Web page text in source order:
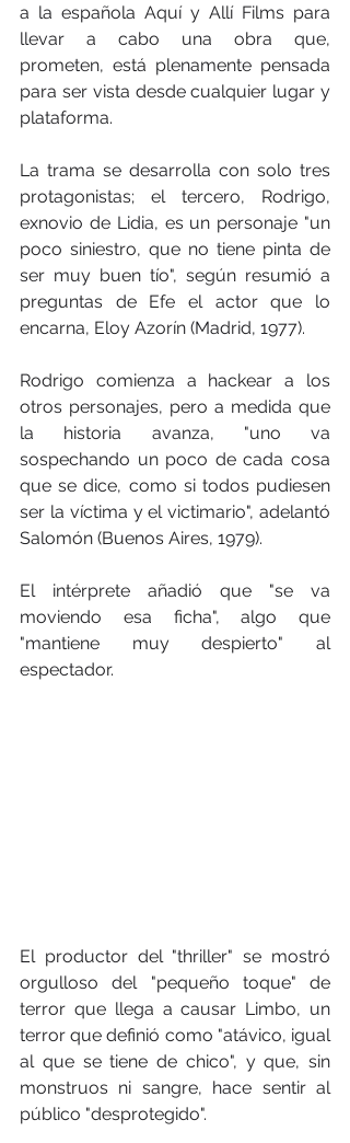
a la española Aquí y Allí Films para
llevar a cabo una obra que,
prometen, está plenamente pensada
para ser vista desde cualquier lugar y
plataforma.
La trama se desarrolla con solo tres
protagonistas; el tercero, Rodrigo,
exnovio de Lidia, es un personaje "un
poco siniestro, que no tiene pinta de
ser muy buen tío", según resumió a
preguntas de Efe el actor que lo
encarna, Eloy Azorín (Madrid, 1977).
Rodrigo comienza a hackear a los
otros personajes, pero a medida que
la historia avanza, "uno va
sospechando un poco de cada cosa
que se dice, como si todos pudiesen
ser la víctima y el victimario", adelantó
Salomón (Buenos Aires, 1979).
El intérprete añadió que "se va
moviendo esa ficha", algo que
"mantiene muy despierto" al
espectador.
El productor del "thriller" se mostró
orgulloso del "pequeño toque" de
terror que llega a causar Limbo, un
terror que definió como "atávico, igual
al que se tiene de chico", y que, sin
monstruos ni sangre, hace sentir al
público "desprotegido".